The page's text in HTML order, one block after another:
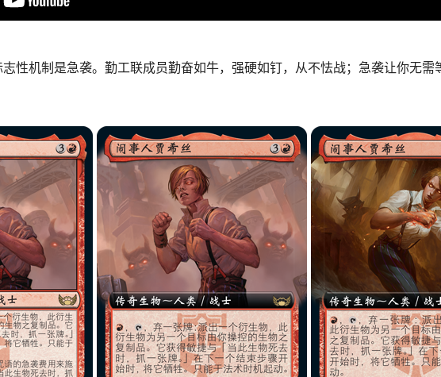
性机制是急袭。勤工联成员勤奋如牛，强硬如钉，从不怯战；急袭让你无需